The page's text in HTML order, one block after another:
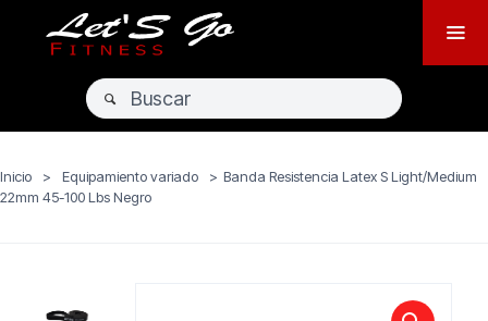
Inicio > Equipamiento variado > Banda Resistencia Latex S Light/Medium
22mm 45-100 Lbs Negro